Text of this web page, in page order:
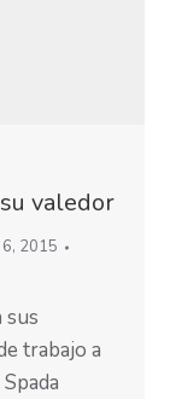
valedor
2015
sus
trabajo a